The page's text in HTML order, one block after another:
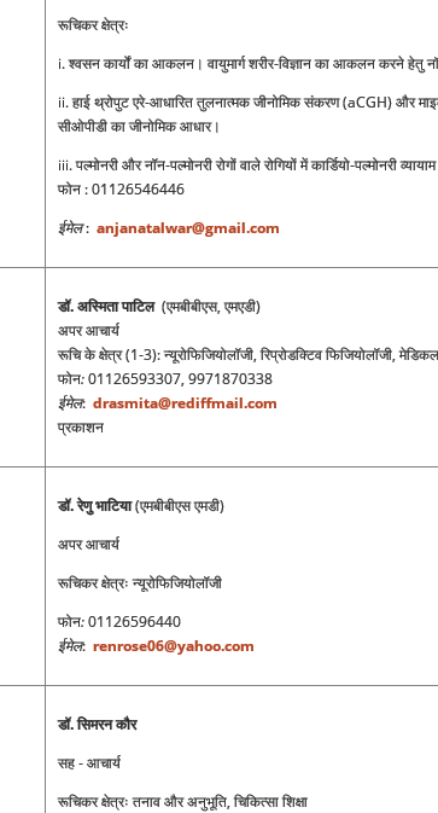
रूचिकर क्षेत्रः
i. श्वसन कार्यों का आकलन। वायुमार्ग शरीर-विज्ञान का आकलन करने हेतु
ii. हाई थ्रोपुट एरे-आधारित तुलनात्मक जीनोमिक संकरण (aCGH) और
सीओपीडी का जीनोमिक आधार।
iii. पल्मोनरी और नॉन-पल्मोनरी रोगों वाले रोगियों में कार्डियो-पल्मोनरी व्यायाम
फोन: 01126546446
ईमेल: anjanatalwar@gmail.com
डॉ.अस्मिता पाटिल(एमबीबीएस, एमएडी)
अपर आचार्य
रूचि के क्षेत्र (1-3): न्यूरोफिजियोलॉजी, रिप्रोडक्टिव फिजियोलॉजी,
फोन:01126593307, 9971870338
ईमेल: drasmita@rediffmail.com
प्रकाशन
डॉ. रेणु भाटिया(एमबीबीएस एमडी)
अपर आचार्य
रूचिकर क्षेत्रः न्यूरोफिजियोलॉजी
फोन:01126596440
ईमेल: renrose06@yahoo.com
डॉ. सिमरन कौर
सह - आचार्य
रूचिकर क्षेत्रः तनाव और अनुभूति, चिकित्सा शिक्षा